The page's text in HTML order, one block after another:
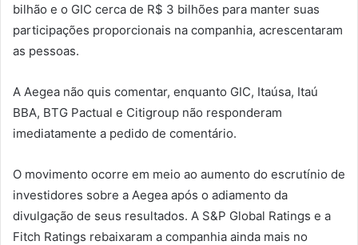
bilhão e o GIC cerca de R$ 3 bilhões para manter suas
participações proporcionais na companhia, acrescentaram
as pessoas.
A Aegea não quis comentar, enquanto GIC, Itaúsa, Itaú
BBA, BTG Pactual e Citigroup não responderam
imediatamente a pedido de comentário.
O movimento ocorre em meio ao aumento do escrutínio de
investidores sobre a Aegea após o adiamento da
divulgação de seus resultados. A S&P Global Ratings e a
Fitch Ratings rebaixaram a companhia ainda mais no